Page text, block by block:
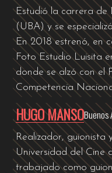
Estudió la carrera de
(UBA) y se
En 2018 estrenó, en
Foto Estudio Luisita
donde se alzó con el
Competencia
HUGO MANSOBuenos
Realizador, guionista
Universidad del Cine
trabajado como